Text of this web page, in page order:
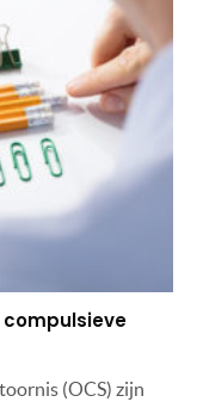
compulsieve
(OCS) zijn